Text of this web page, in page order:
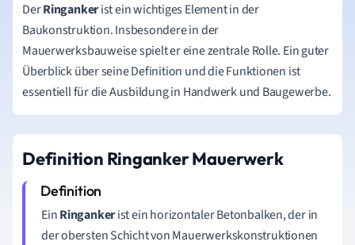
DerRingankerist ein wichtiges Element in der
Baukonstruktion. Insbesondere in der
Mauerwerksbauweise spielt er eine zentrale Rolle. Ein guter
Überblick über seine Definition und die Funktionen ist
essentiell für die Ausbildung in Handwerk und Baugewerbe.
Definition Ringanker Mauerwerk
EinRingankerist ein horizontaler Betonbalken, der in
der obersten Schicht von Mauerwerkskonstruktionen